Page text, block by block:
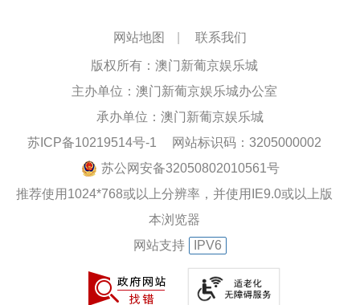
网站地图 联系我们
版权所有：澳门新葡京娱乐城
主办单位：澳门新葡京娱乐城办公室
承办单位：澳门新葡京娱乐城
苏ICP备10219514号-1
网站标识码：3205000002
苏公网安备32050802010561号
推荐使用1024*768或以上分辨率，并使用IE9.0或以上版
本浏览器
网站支持
IPV6